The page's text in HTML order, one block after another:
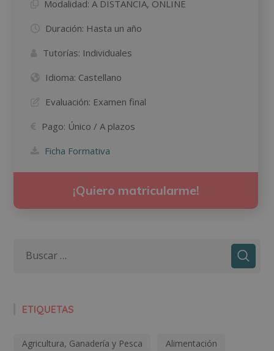
Modalidad: A DISTANCIA, ONLINE
Duración: Hasta un año
Tutorías: Individuales
Idioma: Castellano
Evaluación: Examen final
Pago: Único / A plazos
Ficha Formativa
¡Quiero matricularme!
ETIQUETAS
Agricultura, Ganadería y Pesca Alimentación